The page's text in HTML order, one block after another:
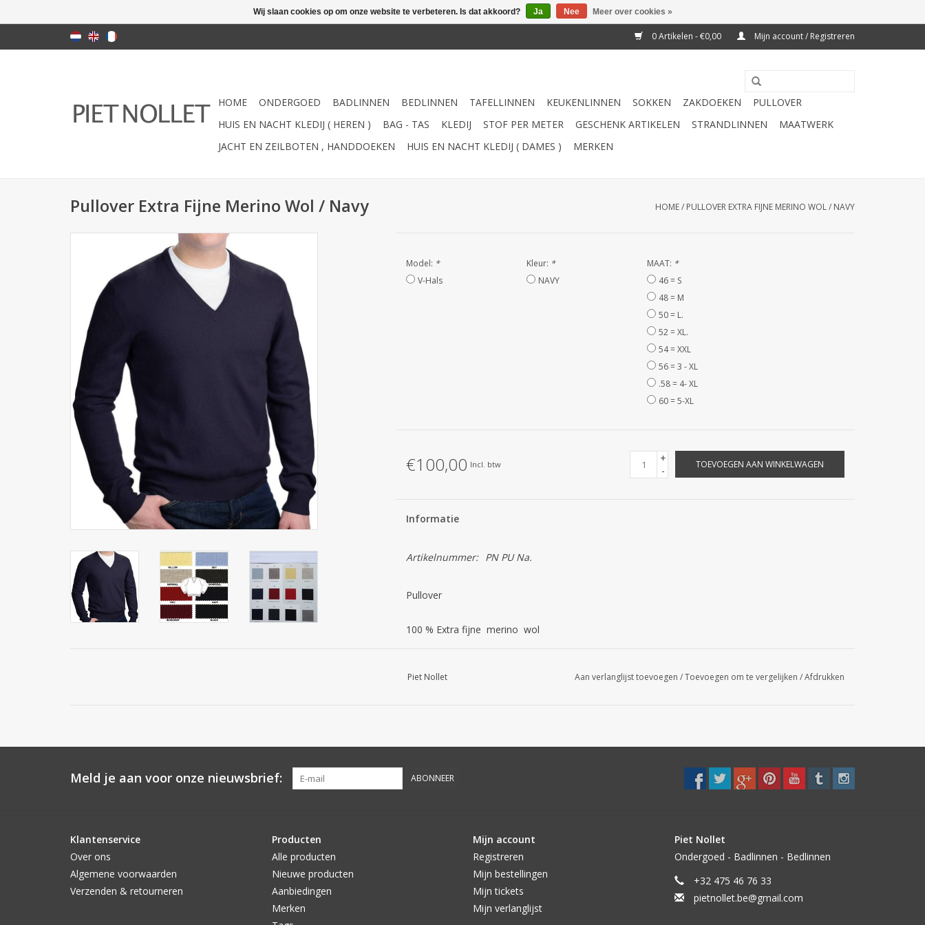
0 Artikelen - €0,00 Mijn account / Registreren
HOME ONDERGOED BADLINNEN BEDLINNEN TAFELLINNEN KEUKENLINNEN SOKKEN ZAKDOEKEN
PULLOVER
HUIS EN NACHT KLEDIJ ( HEREN )
BAG - TAS KLEDIJ STOF PER METER GESCHENK ARTIKELEN STRANDLINNEN
MAATWERK
JACHT EN ZEILBOTEN , HANDDOEKEN
HUIS EN NACHT KLEDIJ ( DAMES ) MERKEN
Pullover Extra Fijne Merino Wol / Navy HOME/ PULLOVER EXTRA FIJNE MERINO WOL / NAVY
Model: *
V-Hals
Kleur: *
NAVY
MAAT: *
46 = S
48 = M
50 = L.
52 = XL.
54 = XXL
56 = 3 - XL
.58 = 4- XL
60 = 5-XL
€100,00 Incl. btw
+
-
TOEVOEGEN AAN WINKELWAGEN
Informatie
Artikelnummer: PN PU Na.
Pullover
100 % Extra fijne merino wol
Piet Nollet Aan verlanglijst toevoegen /Toevoegen om te vergelijken /Afdrukken
Meld je aan voor onze nieuwsbrief: ABONNEER
Klantenservice
Over ons
Algemene voorwaarden
Verzenden & retourneren
Producten
Alle producten
Nieuwe producten
Aanbiedingen
Merken
Mijn account
Registreren
Mijn bestellingen
Mijn tickets
Mijn verlanglijst
Piet Nollet
Ondergoed - Badlinnen - Bedlinnen
+32 475 46 76 33
pietnollet.be@gmail.com
Wij slaan cookies op om onze website te verbeteren. Is dat akkoord? Ja Nee Meer over cookies »